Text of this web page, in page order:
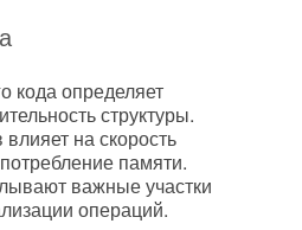
кода определяет
структуры.
на скорость
памяти.
важные участки
операций.